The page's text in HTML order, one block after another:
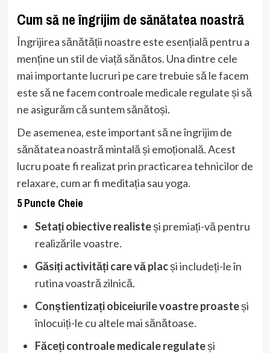
Cum să ne îngrijim de sănătatea noastră
Îngrijirea sănătății noastre este esențială pentru a
menține un stil de viață sănătos. Una dintre cele
mai importante lucruri pe care trebuie să le facem
este să ne facem controale medicale regulate și să
ne asigurăm că suntem sănătoși.
De asemenea, este important să ne îngrijim de
sănătatea noastră mintală și emoțională. Acest
lucru poate fi realizat prin practicarea tehnicilor de
relaxare, cum ar fi meditația sau yoga.
5 Puncte Cheie
Setați obiective realisteși premiați-vă pentru
realizările voastre.
Găsiți activități care vă placși includeți-le în
rutina voastră zilnică.
Conștientizați obiceiurile voastre proasteși
înlocuiți-le cu altele mai sănătoase.
Făceți controale medicale regulateși